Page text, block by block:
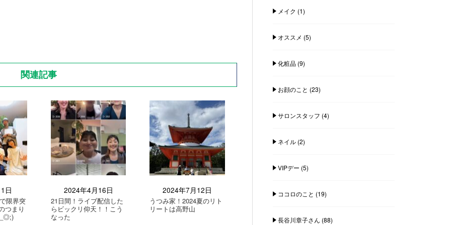
関連記事
日
限界突
つまり
2024年4月16日
21日間！ライブ配信した
らビックリ仰天！！こう
なった
2024年7月12日
うつみ家！2024夏のリト
リートは高野山
メイク (1)
オススメ (5)
化粧品(9)
お顔のこと (23)
サロンスタッフ (4)
ネイル(2)
VIPデー (5)
ココロのこと (19)
長谷川章子さん (88)